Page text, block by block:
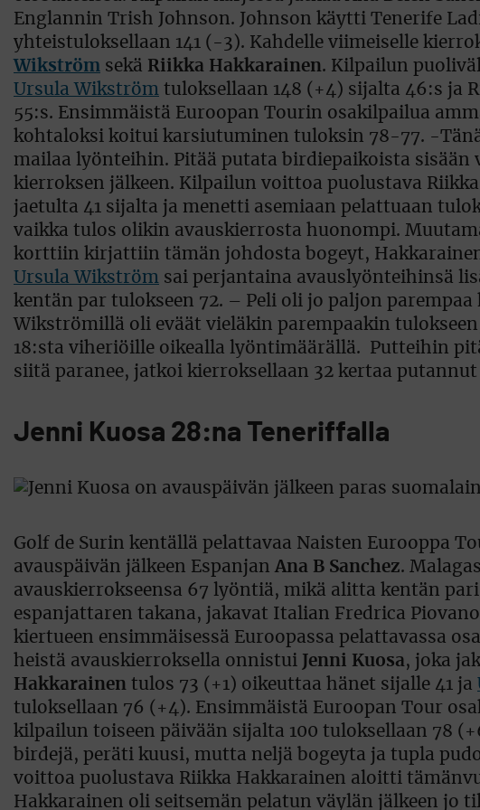
Englannin Trish Johnson. Johnson käytti Tenerife
yhteistuloksellaan 141 (-3). Kahdelle viimeiselle
Wikström sekä Riikka Hakkarainen. Kilpailun
Ursula Wikström tuloksellaan 148 (+4) sijalta 46:s ja
55:s. Ensimmäistä Euroopan Tourin osakilpailua
kohtaloksi koitui karsiutuminen tuloksin 78-77. -
mailaa lyönteihin. Pitää putata birdiepaikoista
kierroksen jälkeen. Kilpailun voittoa puolustava
jaetulta 41 sijalta ja menetti asemiaan pelattuaan
vaikka tulos olikin avauskierrosta huonompi.
korttiin kirjattiin tämän johdosta bogeyt,
Ursula Wikström sai perjantaina avauslyönteihinsä
kentän par tulokseen 72. – Peli oli jo paljon
Wikströmillä oli eväät vieläkin parempaakin
18:sta viheriöille oikealla lyöntimäärällä.  Putteihin
siitä paranee, jatkoi kierroksellaan 32 kertaa
Jenni Kuosa 28:na Teneriffalla
Golf de Surin kentällä pelattavaa Naisten Eurooppa
avauspäivän jälkeen Espanjan Ana B Sanchez.
avauskierrokseensa 67 lyöntiä, mikä alitta kentän
espanjattaren takana, jakavat Italian Fredrica
kiertueen ensimmäisessä Euroopassa pelattavassa
heistä avauskierroksella onnistui
Jenni Kuosa, joka
Hakkarainen tulos 73 (+1) oikeuttaa hänet sijalle 41 ja
tuloksellaan 76 (+4). Ensimmäistä Euroopan Tour
kilpailun toiseen päivään sijalta 100 tuloksellaan 78
birdejä, peräti kuusi, mutta neljä bogeyta ja tupla
voittoa puolustava Riikka Hakkarainen aloitti
Hakkarainen oli seitsemän pelatun väylän jälkeen jo